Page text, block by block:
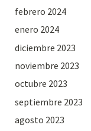
febrero 2024
enero 2024
diciembre 2023
noviembre 2023
octubre 2023
septiembre 2023
agosto 2023